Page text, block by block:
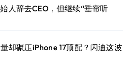
人辞去CEO，但继续“垂帘听
却碾压iPhone 17顶配？闪迪这波